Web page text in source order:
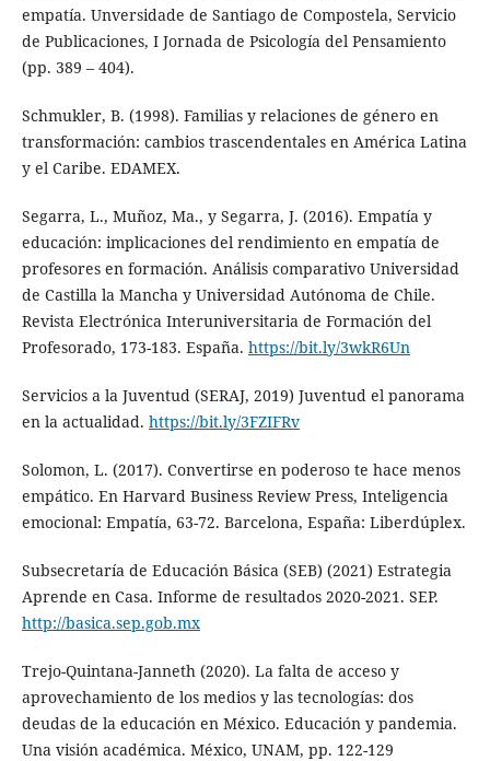
empatía. Unversidade de Santiago de Compostela, Servicio
de Publicaciones, I Jornada de Psicología del Pensamiento
(pp. 389 – 404).
Schmukler, B. (1998). Familias y relaciones de género en
transformación: cambios trascendentales en América Latina
y el Caribe. EDAMEX.
Segarra, L., Muñoz, Ma., y Segarra, J. (2016). Empatía y
educación: implicaciones del rendimiento en empatía de
profesores en formación. Análisis comparativo Universidad
de Castilla la Mancha y Universidad Autónoma de Chile.
Revista Electrónica Interuniversitaria de Formación del
Profesorado, 173-183. España. https://bit.ly/3wkR6Un
Servicios a la Juventud (SERAJ, 2019) Juventud el panorama
en la actualidad. https://bit.ly/3FZIFRv
Solomon, L. (2017). Convertirse en poderoso te hace menos
empático. En Harvard Business Review Press, Inteligencia
emocional: Empatía, 63-72. Barcelona, España: Liberdúplex.
Subsecretaría de Educación Básica (SEB) (2021) Estrategia
Aprende en Casa. Informe de resultados 2020-2021. SEP.
http://basica.sep.gob.mx
Trejo-Quintana-Janneth (2020). La falta de acceso y
aprovechamiento de los medios y las tecnologías: dos
deudas de la educación en México. Educación y pandemia.
Una visión académica. México, UNAM, pp. 122-129